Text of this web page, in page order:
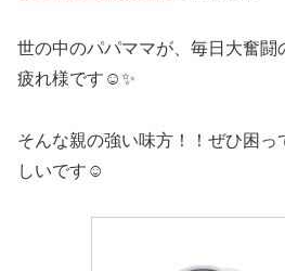
世の中のパパママが、毎日大奮
疲れ様です☺️✨
そんな親の強い味方！！ぜひ困
しいです☺︎